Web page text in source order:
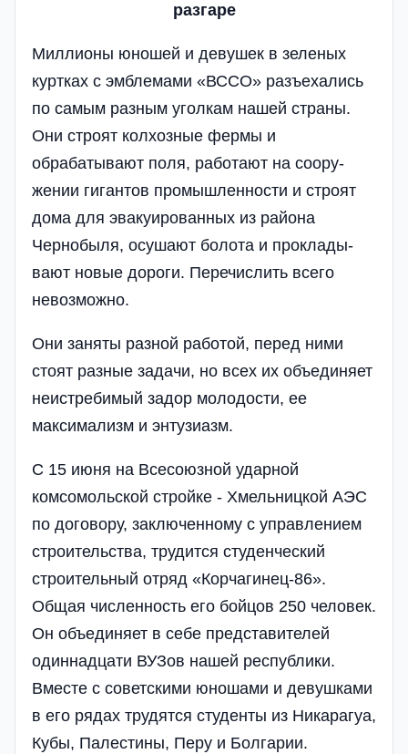
разгаре
Миллио­ны юношей и девушек в зеленых
куртках с эмбле­мами «ВССО» разъе­ха­лись
по самым разным уголкам­ нашей страны.
Они строят колхозные фермы и
обрабатывают поля, работают на соору­
жении гигантов промыш­ленности и строят
дома для эвакуированных из района
Чернобыля, осуша­ют болота и проклады­
вают новые дороги. Пере­числить всего
невозмож­но.
Они заняты разной работой, перед ними
сто­ят разные задачи, но всех их объединяет
неистреби­мый задор молодости, ее
максимализм и энтузиазм.
С 15 июня на Всесоюз­ной ударной
комсомольс­кой стройке - Хмель­ницкой АЭС
по договору, заключенному с управле­нием
строительства, тру­дится студенческий
строительный отряд «Корчагинец-86».
Общая числен­ность его бойцов 250 че­ловек.
Он объединяет в себе представителей
один­надцати ВУЗов нашей республики.
Вместе с со­вет­скими юношами и де­вушками
в его рядах тру­дятся студенты из Ника­рагуа,
Кубы, Палестины, Перу и Болгарии.